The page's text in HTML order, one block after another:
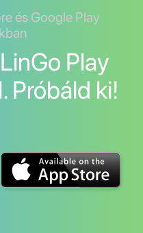
és Google Play
Play
Próbáld ki!